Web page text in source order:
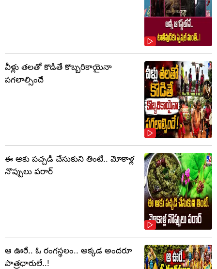
వీళ్లు తలతో కొడితే కొబ్బరికాయైనా
పగలాల్సిందే
ఈ ఆకు పచ్చడి చేసుకుని తింటే.. మోకాళ్ల
నొప్పులు పరార్‌
ఆ ఊరే.. ఓ రంగస్థలం.. అక్కడ అందరూ
పాత్రధారులే..!